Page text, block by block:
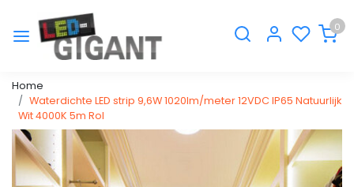
0
Home
Waterdichte LED strip 9,6W 1020lm/meter 12VDC IP65 Natuurlijk
Wit 4000K 5m Rol